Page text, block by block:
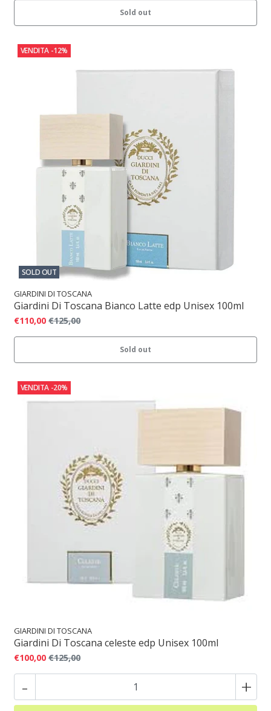
Sold out
VENDITA -12%
SOLD OUT
GIARDINI DI TOSCANA
Giardini Di Toscana Bianco Latte edp Unisex 100ml
€110,00 €125,00
Sold out
VENDITA -20%
GIARDINI DI TOSCANA
Giardini Di Toscana celeste edp Unisex 100ml
€100,00 €125,00
- +